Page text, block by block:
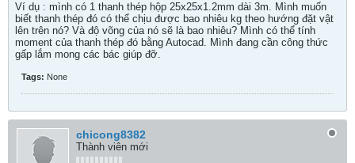
Ví dụ : mình có 1 thanh thép hộp 25x25x1.2mm dài 3m. Mình muốn
biết thanh thép đó có thể chịu được bao nhiêu kg theo hướng đặt vật
lên trên nó? Và độ võng của nó sẽ là bao nhiêu? Mình có thể tính
moment của thanh thép đó bằng Autocad. Mình đang cần công thức
gấp lắm mong các bác giúp đỡ.
Tags: None
chicong8382
Thành viên mới